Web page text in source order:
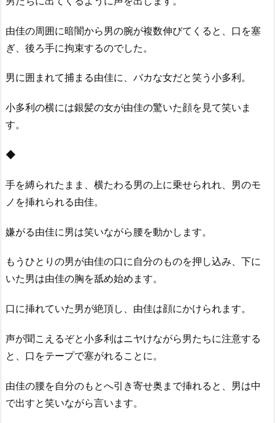
由佳の周囲に暗闇から男の腕が複数伸びてくると、口を塞
ぎ、後ろ手に拘束するのでした。
男に囲まれて捕まる由佳に、バカな女だと笑う小多利。
小多利の横には銀髪の女が由佳の驚いた顔を見て笑いま
す。
◆
手を縛られたまま、横たわる男の上に乗せられれ、男のモ
ノを挿れられる由佳。
嫌がる由佳に男は笑いながら腰を動かします。
もうひとりの男が由佳の口に自分のものを押し込み、下に
いた男は由佳の胸を舐め始めます。
口に挿れていた男が絶頂し、由佳は顔にかけられます。
声が聞こえるぞと小多利はニヤけながら男たちに注意する
と、口をテープで塞がれることに。
由佳の腰を自分のもとへ引き寄せ奥まで挿れると、男は中
で出すと笑いながら言います。